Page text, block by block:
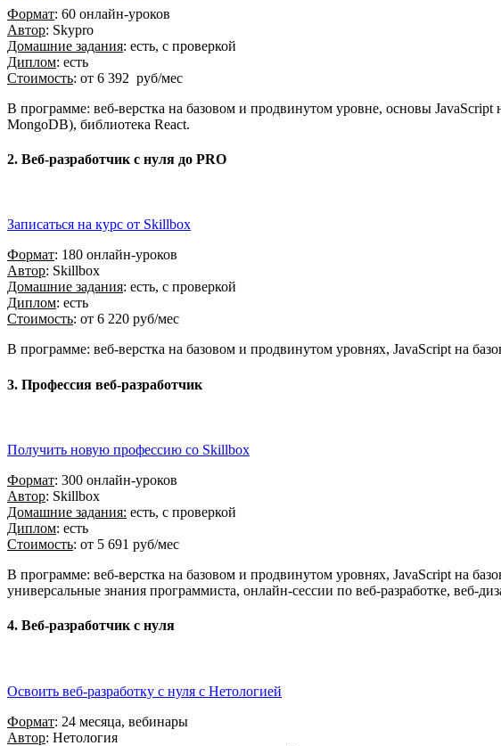
Формат: 60 онлайн-уроков
Автор: Skypro
Домашние задания: есть, с проверкой
Диплом: есть
Стоимость: от 6 392 руб/мес
В программе: веб-верстка на базовом и продвинутом уровне, основы
MongoDB), библиотека React.
2. Веб-разработчик с нуля до PRO
Записаться на курс от Skillbox
Формат: 180 онлайн-уроков
Автор: Skillbox
Домашние задания: есть, с проверкой
Диплом: есть
Стоимость: от 6 220 руб/мес
В программе: веб-верстка на базовом и продвинутом уровнях, JavaScript на
3. Профессия веб-разработчик
Получить новую профессию со Skillbox
Формат: 300 онлайн-уроков
Автор: Skillbox
Домашние задания: есть, с проверкой
Диплом: есть
Стоимость: от 5 691 руб/мес
В программе: веб-верстка на базовом и продвинутом уровнях, JavaScript на
универсальные знания программиста, онлайн-сессии по веб-разработке, веб-
4. Веб-разработчик с нуля
Освоить веб-разработку с нуля с Нетологией
Формат: 24 месяца, вебинары
Автор: Нетология